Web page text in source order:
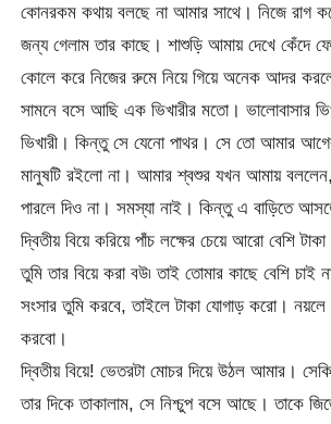
কোনরকম কথায় বলছে না আমার সাথে। নিজে রাগ
জন্য গেলাম তার কাছে। শাশুড়ি আমায় দেখে কেঁদে
কোলে করে নিজের রুমে নিয়ে গিয়ে অনেক আদর
সামনে বসে আছি এক ভিখারীর মতো। ভালোবাসার
ভিখারী। কিন্তু সে যেনো পাথর। সে তো আমার
মানুষটি রইলো না। আমার শ্বশুর যখন আমায় বললেন,
পারলে দিও না। সমস্যা নাই। কিন্তু এ বাড়িতে
দ্বিতীয় বিয়ে করিয়ে পাঁচ লক্ষের চেয়ে আরো বেশি
তুমি তার বিয়ে করা বউ৷ তাই তোমার কাছে বেশি চাই
সংসার তুমি করবে, তাইলে টাকা যোগাড় করো। নয়লে
করবো।
দ্বিতীয় বিয়ে! ভেতরটা মোচর দিয়ে উঠল আমার।
তার দিকে তাকালাম, সে নিশ্চুপ বসে আছে। তাকে